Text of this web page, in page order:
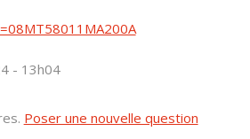
- 13h04
Poser une nouvelle question